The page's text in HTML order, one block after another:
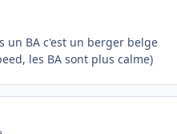
un BA c'est un berger belge
les BA sont plus calme)